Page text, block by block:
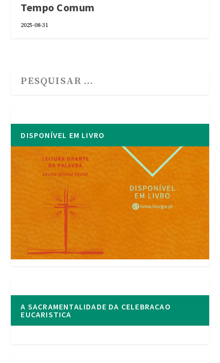
Tempo Comum
2025-08-31
DISPONÍVEL EM LIVRO
A SACRAMENTALIDADE DA CELEBRACAO
EUCARISTICA